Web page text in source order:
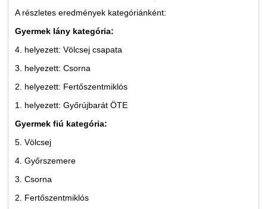
A részletes eredmények kategóriánként:
Gyermek lány kategória:
4. helyezett: Völcsej csapata
3. helyezett: Csorna
2. helyezett: Fertőszentmiklós
1. helyezett: Győrújbarát ÖTE
Gyermek fiú kategória:
5. Völcsej
4. Győrszemere
3. Csorna
2. Fertőszentmiklós